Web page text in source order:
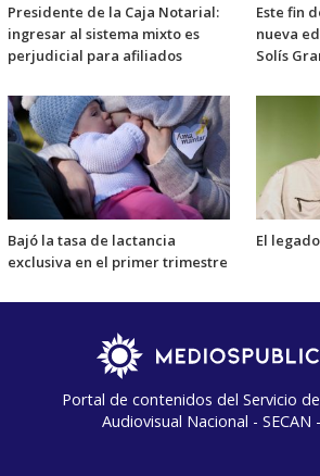
Presidente de la Caja Notarial:
ingresar al sistema mixto es
perjudicial para afiliados
Este fin
nueva
Solís
Bajó la tasa de lactancia
exclusiva en el primer trimestre
El
Portal de contenidos del Servicio
Audiovisual Nacional - SECAN